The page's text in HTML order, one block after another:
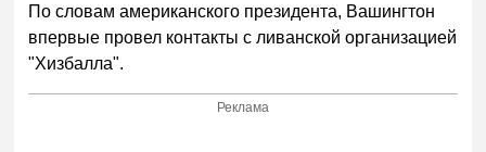
По словам американского президента, Вашингтон
впервые провел контакты с ливанской организацией
"Хизбалла".
Реклама